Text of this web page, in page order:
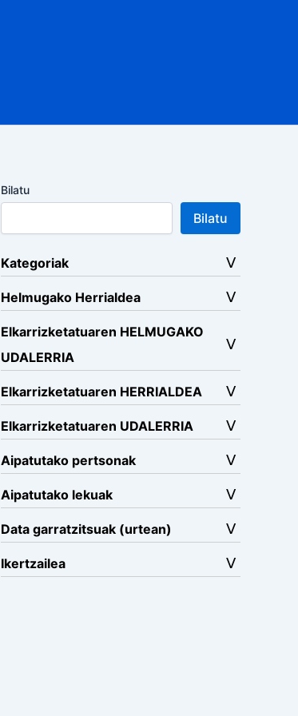
Bilatu
Bilatu
Kategoriak
Helmugako Herrialdea
Elkarrizketatuaren HELMUGAKO
UDALERRIA
Elkarrizketatuaren HERRIALDEA
Elkarrizketatuaren UDALERRIA
Aipatutako pertsonak
Aipatutako lekuak
Data garratzitsuak (urtean)
Ikertzailea